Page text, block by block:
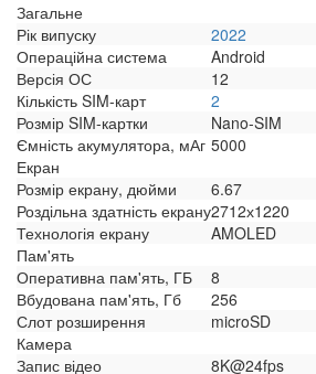
Загальне
Рік випуску
2022
Операційна система
Android
Версія ОС
12
Кількість SIM-карт
2
Розмір SIM-картки
Nano-SIM
Ємність акумулятора, мАг 5000
Екран
Розмір екрану, дюйми
6.67
Роздільна здатність екрану2712х1220
Технологія екрану
AMOLED
Пам'ять
Оперативна пам'ять, ГБ
8
Вбудована пам'ять, Гб
256
Слот розширення
microSD
Камера
Запис відео
8K@24fps